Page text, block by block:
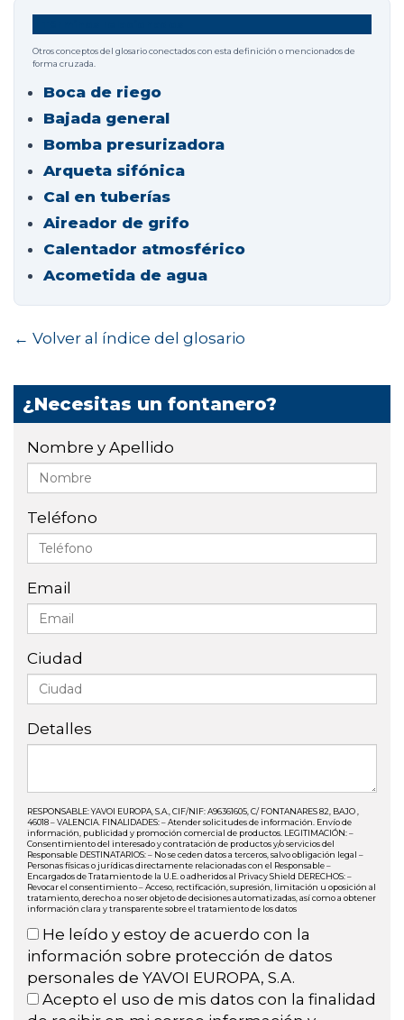
Otros conceptos del glosario conectados con esta definición o mencionados de
forma cruzada.
Boca de riego
Bajada general
Bomba presurizadora
Arqueta sifónica
Cal en tuberías
Aireador de grifo
Calentador atmosférico
Acometida de agua
← Volver al índice del glosario
¿Necesitas un fontanero?
Nombre y Apellido
Teléfono
Email
Ciudad
Detalles
RESPONSABLE: YAVOI EUROPA, S.A., CIF/NIF: A96361605, C/ FONTANARES 82, BAJO ,
46018 – VALENCIA. FINALIDADES: – Atender solicitudes de información. Envío de
información, publicidad y promoción comercial de productos. LEGITIMACIÓN: –
Consentimiento del interesado y contratación de productos y/o servicios del
Responsable DESTINATARIOS: – No se ceden datos a terceros, salvo obligación legal –
Personas físicas o jurídicas directamente relacionadas con el Responsable –
Encargados de Tratamiento de la U.E. o adheridos al Privacy Shield DERECHOS: –
Revocar el consentimiento – Acceso, rectificación, supresión, limitación u oposición al
tratamiento, derecho a no ser objeto de decisiones automatizadas, así como a obtener
información clara y transparente sobre el tratamiento de los datos
He leído y estoy de acuerdo con la
información sobre protección de datos
personales de YAVOI EUROPA, S.A.
Acepto el uso de mis datos con la finalidad